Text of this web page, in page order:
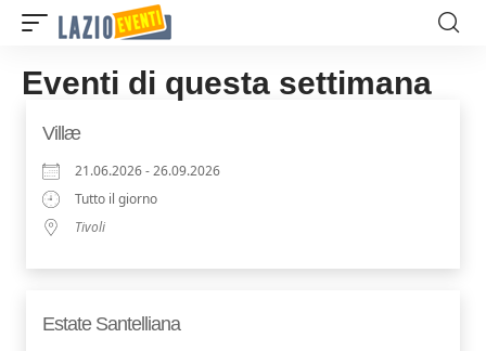
Eventi di questa settimana
Villæ
21.06.2026 - 26.09.2026
Tutto il giorno
Tivoli
Estate Santelliana